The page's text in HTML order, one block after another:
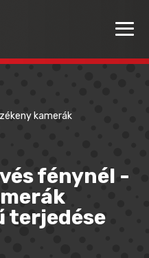
kamerák
fénynél -
terjedése